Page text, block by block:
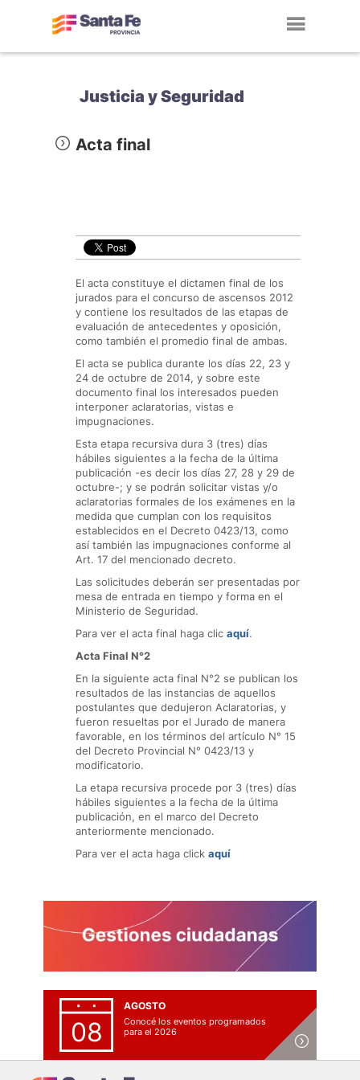
Justicia y Seguridad
Acta final
El acta constituye el dictamen final de los
jurados para el concurso de ascensos 2012
y contiene los resultados de las etapas de
evaluación de antecedentes y oposición,
como también el promedio final de ambas.
El acta se publica durante los días 22, 23 y
24 de octubre de 2014, y sobre este
documento final los interesados pueden
interponer aclaratorias, vistas e
impugnaciones.
Esta etapa recursiva dura 3 (tres) días
hábiles siguientes a la fecha de la última
publicación -es decir los días 27, 28 y 29 de
octubre-; y se podrán solicitar vistas y/o
aclaratorias formales de los exámenes en la
medida que cumplan con los requisitos
establecidos en el Decreto 0423/13, como
así también las impugnaciones conforme al
Art. 17 del mencionado decreto.
Las solicitudes deberán ser presentadas por
mesa de entrada en tiempo y forma en el
Ministerio de Seguridad.
Para ver el acta final haga clic aquí.
Acta Final N°2
En la siguiente acta final N°2 se publican los
resultados de las instancias de aquellos
postulantes que dedujeron Aclaratorias, y
fueron resueltas por el Jurado de manera
favorable, en los términos del artículo N° 15
del Decreto Provincial N° 0423/13 y
modificatorio.
La etapa recursiva procede por 3 (tres) días
hábiles siguientes a la fecha de la última
publicación, en el marco del Decreto
anteriormente mencionado.
Para ver el acta haga click aquí
08
AGOSTO
Conocé los eventos programados
para el 2026